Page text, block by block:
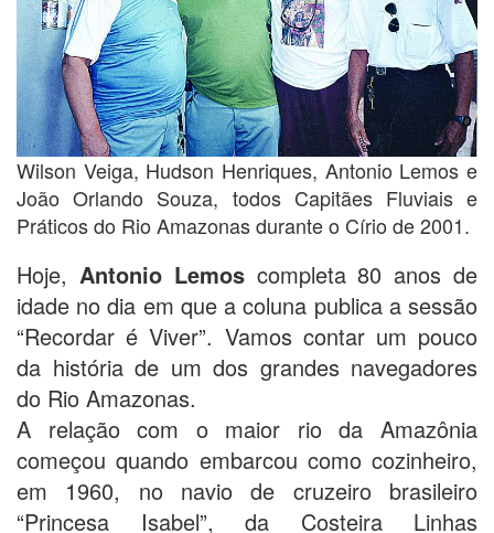
Wilson Veiga, Hudson Henriques, Antonio Lemos e
João Orlando Souza, todos Capitães Fluviais e
Práticos do Rio Amazonas durante o Círio de 2001.
Hoje, Antonio Lemoscompleta 80 anos de
idade no dia em que a coluna publica a sessão
“Recordar é Viver”. Vamos contar um pouco
da história de um dos grandes navegadores
do Rio Amazonas.
A relação com o maior rio da Amazônia
começou quando embarcou como cozinheiro,
em 1960, no navio de cruzeiro brasileiro
“Princesa Isabel”, da Costeira Linhas